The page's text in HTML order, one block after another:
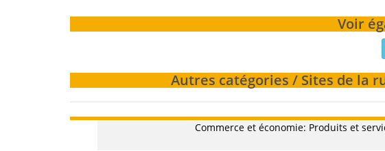
Voir
Autres catégories / Sites de la
Commerce et économie: Produits et